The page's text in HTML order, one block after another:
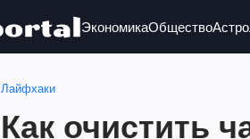
ЭкономикаОбщество
Лайфхаки
Как очистить